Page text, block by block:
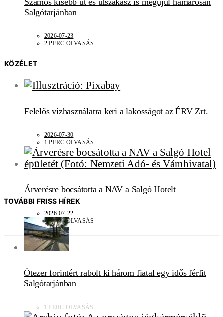
Számos kisebb út és útszakasz is megújul hamarosan
Salgótarjánban
2026-07-23
2 PERC OLVASÁS
KÖZÉLET
Felelős vízhasználatra kéri a lakosságot az ÉRV Zrt.
2026-07-30
1 PERC OLVASÁS
Árverésre bocsátotta a NAV a Salgó Hotelt
2026-07-22
1 PERC OLVASÁS
TOVÁBBI FRISS HÍREK
Ötezer forintért rabolt ki három fiatal egy idős férfit
Salgótarjánban
1 PERC OLVASÁS